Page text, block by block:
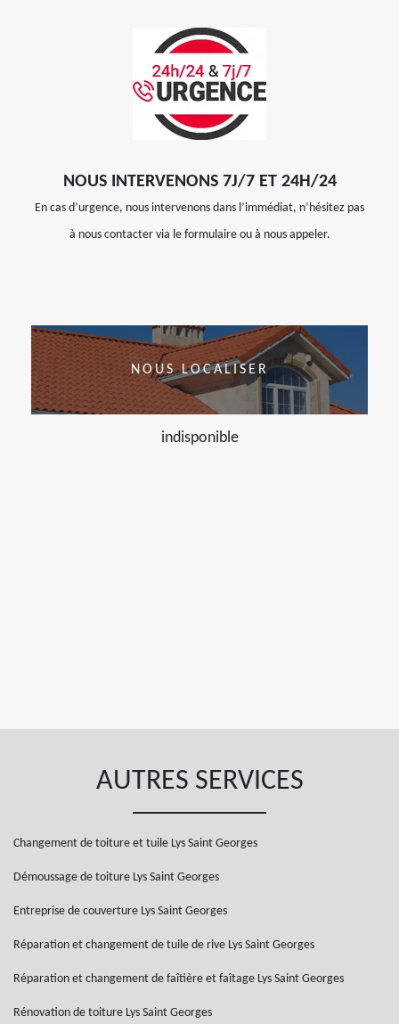
NOUS INTERVENONS 7J/7 ET 24H/24
En cas d’urgence, nous intervenons dans l’immédiat, n’hésitez pas
à nous contacter via le formulaire ou à nous appeler.
NOUS LOCALISER
indisponible
AUTRES SERVICES
Changement de toiture et tuile Lys Saint Georges
Démoussage de toiture Lys Saint Georges
Entreprise de couverture Lys Saint Georges
Réparation et changement de tuile de rive Lys Saint Georges
Réparation et changement de faîtière et faîtage Lys Saint Georges
Rénovation de toiture Lys Saint Georges